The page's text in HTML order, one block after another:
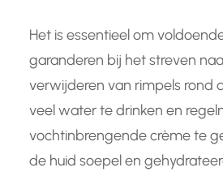
Het is essentieel om
garanderen bij het streven
verwijderen van rimpels rond
veel water te drinken en
vochtinbrengende crème te
de huid soepel en